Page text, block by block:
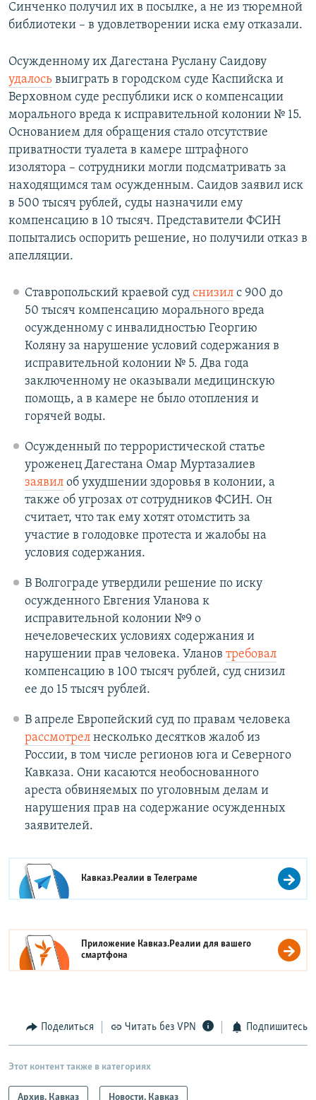
Синченко получил их в посылке, а не из тюремной
библиотеки – в удовлетворении иска ему отказали.
Осужденному их Дагестана Руслану Саидову
удалось выиграть в городском суде Каспийска и
Верховном суде республики иск о компенсации
морального вреда к исправительной колонии № 15.
Основанием для обращения стало отсутствие
приватности туалета в камере штрафного
изолятора – сотрудники могли подсматривать за
находящимся там осужденным. Саидов заявил иск
в 500 тысяч рублей, суды назначили ему
компенсацию в 10 тысяч. Представители ФСИН
попытались оспорить решение, но получили отказ в
апелляции.
Ставропольский краевой судснизилс 900 до
50 тысяч компенсацию морального вреда
осужденному с инвалидностью Георгию
Коляну за нарушение условий содержания в
исправительной колонии № 5. Два года
заключенному не оказывали медицинскую
помощь, а в камере не было отопления и
горячей воды.
Осужденный по террористической статье
уроженец Дагестана Омар Муртазалиев
заявилоб ухудшении здоровья в колонии, а
также об угрозах от сотрудников ФСИН. Он
считает, что так ему хотят отомстить за
участие в голодовке протеста и жалобы на
условия содержания.
В Волгограде утвердили решение по иску
осужденного Евгения Уланова к
исправительной колонии №9 о
нечеловеческих условиях содержания и
нарушении прав человека. Уланов требовал
компенсацию в 100 тысяч рублей, суд снизил
ее до 15 тысяч рублей.
В апреле Европейский суд по правам человека
рассмотрелнесколько десятков жалоб из
России, в том числе регионов юга и Северного
Кавказа. Они касаются необоснованного
ареста обвиняемых по уголовным делам и
нарушения прав на содержание осужденных
заявителей.
Кавказ.Реалии вТелеграме
Приложение Кавказ.Реалии для вашего
смартфона
Поделиться Читать без VPN Подпишитесь
Этот контент также в категориях
Архив. Кавказ Новости. Кавказ